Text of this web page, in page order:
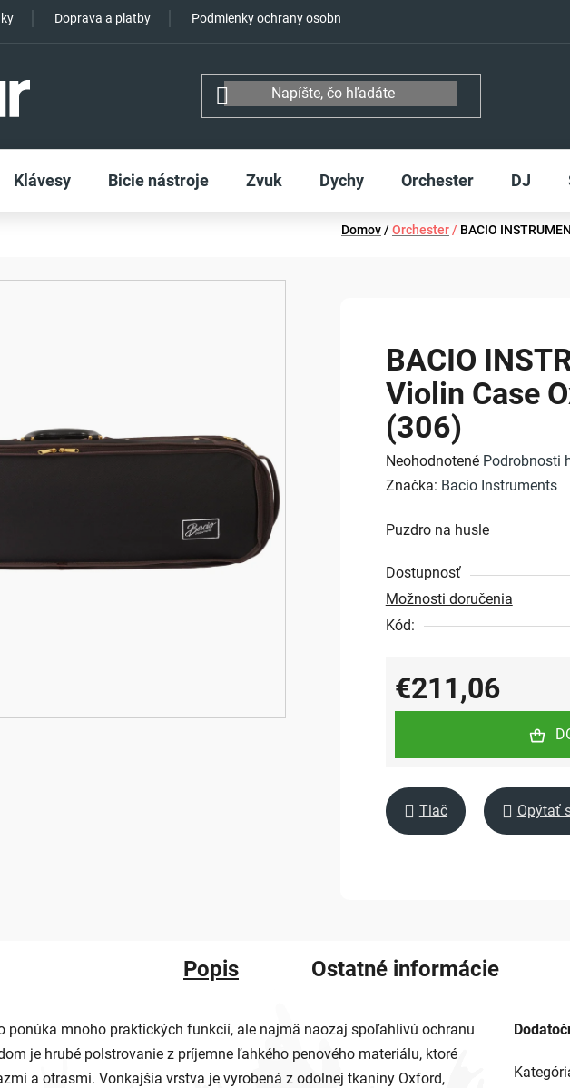
Doprava a platby Podmienky ochrany osobných údajov
Klávesy Bicie nástroje Zvuk Dychy Orchester DJ
Domov/Orchester / BACIO
BACIO
Violin Case
(306)
Priemerné
hodnotenie
je
z
5
hviezdičiek.
Neohodnotené Podrobnosti
Značka: Bacio Instruments
Puzdro na husle
Dostupnosť
Možnosti doručenia
Kód:
€211,06
Jednotková cena:
Tlač Opýtať
Popis Ostatné informácie
ponúka mnoho praktických funkcií, ale najmä naozaj spoľahlivú ochranu
je hrubé polstrovanie z príjemne ľahkého penového materiálu, ktoré
a otrasmi. Vonkajšia vrstva je vyrobená z odolnej tkaniny Oxford,